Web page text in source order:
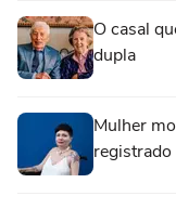
O casal
dupla
Mulher
registrado